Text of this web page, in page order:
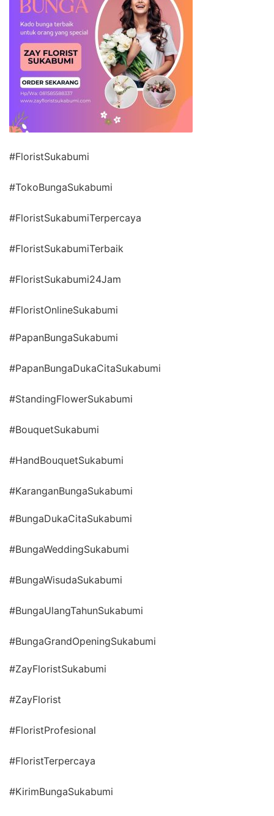
#FloristSukabumi
#TokoBungaSukabumi
#FloristSukabumiTerpercaya
#FloristSukabumiTerbaik
#FloristSukabumi24Jam
#FloristOnlineSukabumi
#PapanBungaSukabumi
#PapanBungaDukaCitaSukabumi
#StandingFlowerSukabumi
#BouquetSukabumi
#HandBouquetSukabumi
#KaranganBungaSukabumi
#BungaDukaCitaSukabumi
#BungaWeddingSukabumi
#BungaWisudaSukabumi
#BungaUlangTahunSukabumi
#BungaGrandOpeningSukabumi
#ZayFloristSukabumi
#ZayFlorist
#FloristProfesional
#FloristTerpercaya
#KirimBungaSukabumi